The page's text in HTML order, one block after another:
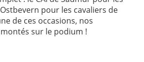
pour les cavaliers de
de ces occasions, nos
sur le podium !